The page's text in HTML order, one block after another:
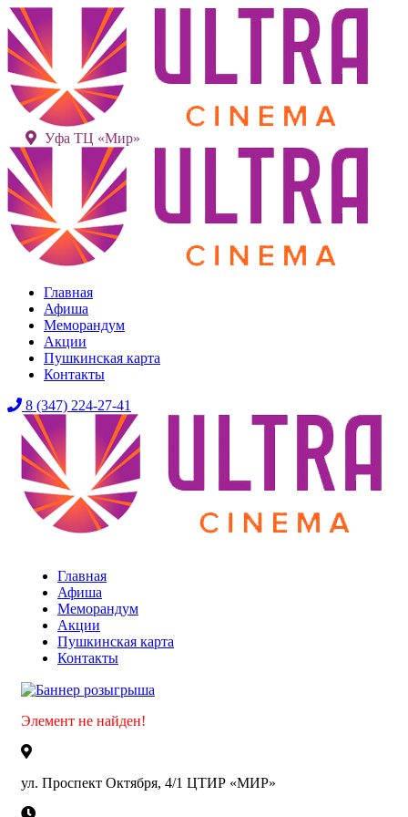
Уфа ТЦ «Мир»
Главная
Афиша
Меморандум
Акции
Пушкинская карта
Контакты
8 (347) 224-27-41
Главная
Афиша
Меморандум
Акции
Пушкинская карта
Контакты
Элемент не найден!
ул. Проспект Октября, 4/1 ЦТИР «МИР»